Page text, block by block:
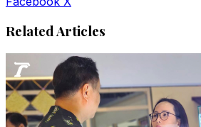
Related Articles